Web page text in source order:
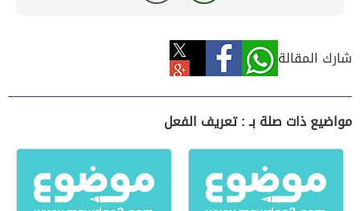
شارك المقالة
مواضيع ذات صلة بـ : تعريف الفعل